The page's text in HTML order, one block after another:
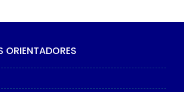
ORIENTADORES